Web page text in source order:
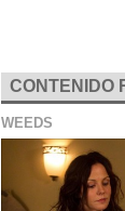
CONTENIDO
WEEDS